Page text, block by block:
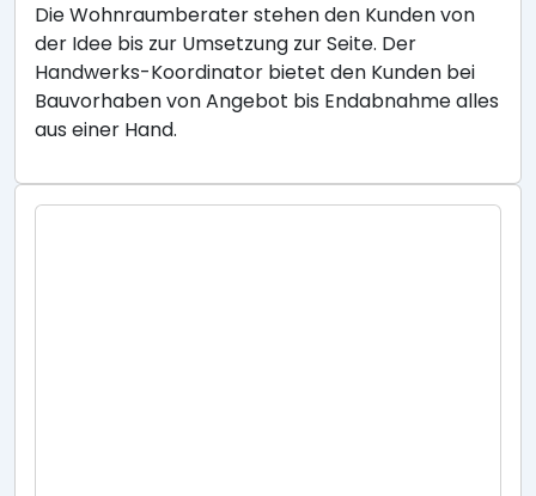
Die Wohnraumberater stehen den Kunden von
der Idee bis zur Umsetzung zur Seite. Der
Handwerks-Koordinator bietet den Kunden bei
Bauvorhaben von Angebot bis Endabnahme alles
aus einer Hand.